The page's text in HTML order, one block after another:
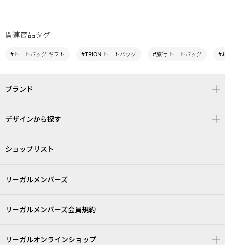
関連商品タグ
#トートバッグ ギフト #TRION トートバッグ #旅行 トートバッグ #
ブランド
デザインから探す
ショップリスト
リーガルメンバーズ
リーガルメンバーズ会員規約
リーガルオンラインショップ